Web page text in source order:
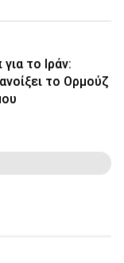
το Ιράν:
το Ορμούζ